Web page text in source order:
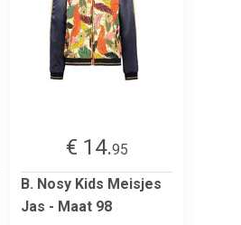
€ 14.95
B. Nosy Kids Meisjes
Jas - Maat 98